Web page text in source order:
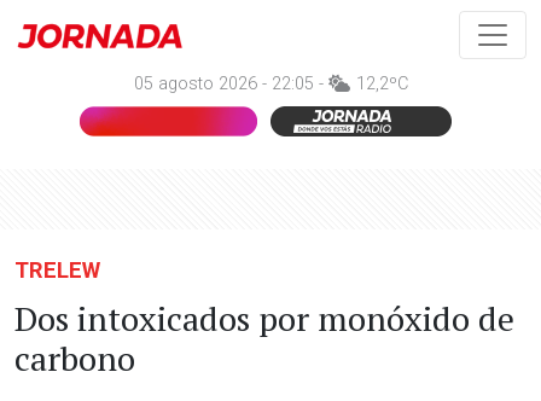
05 agosto 2026 - 22:05 - 12,2ºC
TRELEW
Dos intoxicados por monóxido de
carbono